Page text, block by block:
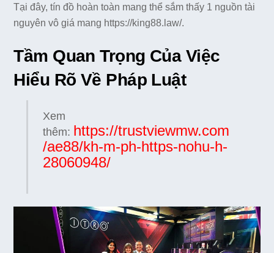
Tại đây, tín đồ hoàn toàn mang thể sắm thấy 1 nguồn tài
nguyên vô giá mang https://king88.law/.
Tầm Quan Trọng Của Việc
Hiểu Rõ Về Pháp Luật
Xem
thêm: https://trustviewmw.com
/ae88/kh-m-ph-https-nohu-h-
28060948/